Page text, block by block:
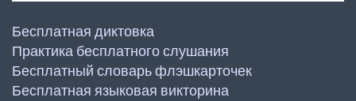
Бесплатная диктовка
Практика бесплатного слушания
Бесплатный словарь флэшкарточек
Бесплатная языковая викторина